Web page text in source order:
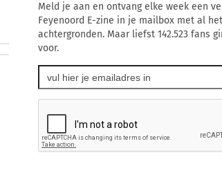
Meld je aan en ontvang elke week een
Feyenoord E-zine in je mailbox met al
achtergronden. Maar liefst 142.523 fans
voor.